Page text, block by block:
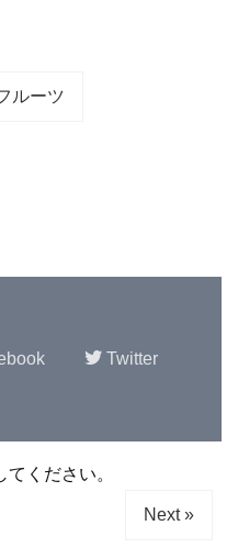
ルーツ
Twitter
ください。
Next »